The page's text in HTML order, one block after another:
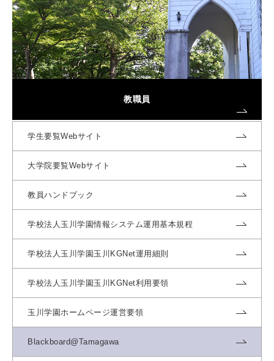
教職員
学生要覧Webサイト
大学院要覧Webサイト
教員ハンドブック
学校法人玉川学園情報システム運用基本規程
学校法人玉川学園玉川KGNet運用細則
学校法人玉川学園玉川KGNet利用要領
玉川学園ホームページ運営要領
Blackboard@Tamagawa